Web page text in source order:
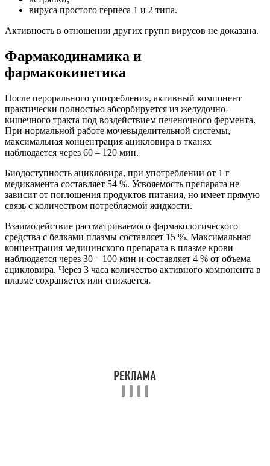
вируса простого герпеса 1 и 2 типа.
Активность в отношении других групп вирусов не доказана.
Фармакодинамика и
фармакокинетика
После перорального употребления, активный компонент
практически полностью абсорбируется из желудочно-
кишечного тракта под воздействием печеночного фермента.
При нормальной работе мочевыделительной системы,
максимальная концентрация ацикловира в тканях
наблюдается через 60 – 120 мин.
Биодоступность ацикловира, при употреблении от 1 г
медикамента составляет 54 %. Усвояемость препарата не
зависит от поглощения продуктов питания, но имеет прямую
связь с количеством потребляемой жидкости.
Взаимодействие рассматриваемого фармакологического
средства с белками плазмы составляет 15 %. Максимальная
концентрация медицинского препарата в плазме крови
наблюдается через 30 – 100 мин и составляет 4 % от объема
ацикловира. Через 3 часа количество активного компонента в
плазме сохраняется или снижается.